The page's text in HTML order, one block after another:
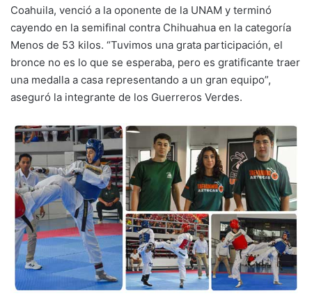
Coahuila, venció a la oponente de la UNAM y terminó
cayendo en la semifinal contra Chihuahua en la categoría
Menos de 53 kilos. “Tuvimos una grata participación, el
bronce no es lo que se esperaba, pero es gratificante traer
una medalla a casa representando a un gran equipo”,
aseguró la integrante de los Guerreros Verdes.